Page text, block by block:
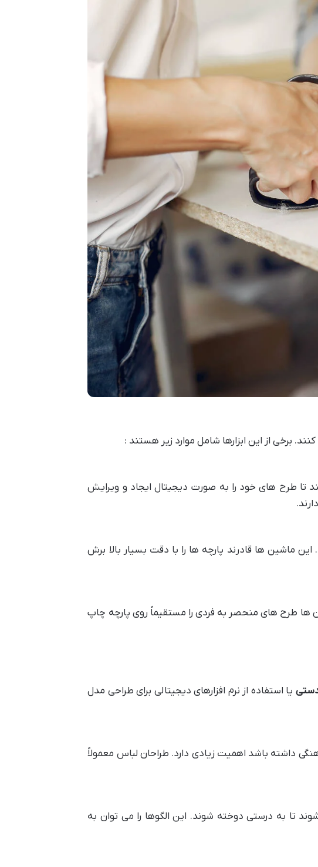
برخی از این ابزارها شامل موارد زیر هستند :
تا طرح های خود را به صورت دیجیتال ایجاد و ویرایش
ماشین ها قادرند پارچه ها را با دقت بسیار بالا برش
ها طرح های منحصر به فردی را مستقیماً روی پارچه چاپ
یا استفاده از نرم افزارهای دیجیتالی برای طراحی مدل
داشته باشد اهمیت زیادی دارد. طراحان لباس معمولاً
تا به درستی دوخته شوند. این الگوها را می توان به